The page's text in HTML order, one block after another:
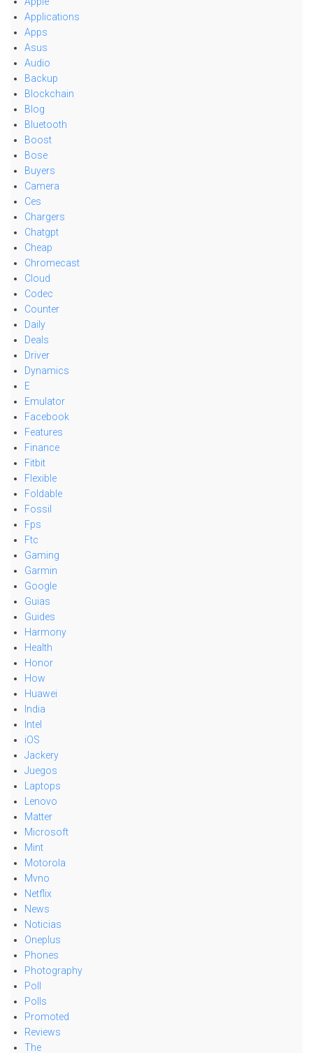
Applications
Apps
Asus
Audio
Backup
Blockchain
Blog
Bluetooth
Boost
Bose
Buyers
Camera
Ces
Chargers
Chatgpt
Cheap
Chromecast
Cloud
Codec
Counter
Daily
Deals
Driver
Dynamics
E
Emulator
Facebook
Features
Finance
Fitbit
Flexible
Foldable
Fossil
Fps
Ftc
Gaming
Garmin
Google
Guias
Guides
Harmony
Health
Honor
How
Huawei
India
Intel
iOS
Jackery
Juegos
Laptops
Lenovo
Matter
Microsoft
Mint
Motorola
Mvno
Netflix
News
Noticias
Oneplus
Phones
Photography
Poll
Polls
Promoted
Reviews
The